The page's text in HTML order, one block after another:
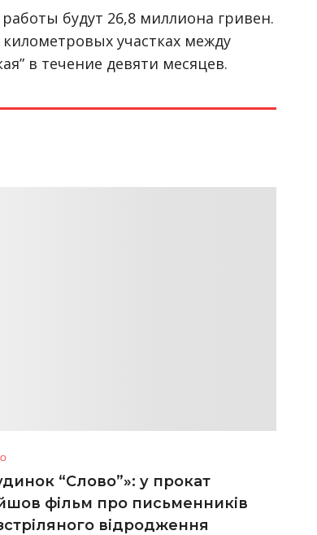
будут 26,8 миллиона гривен.
участках между
в течение девяти месяцев.
“Слово”»: у прокат
фільм про письменників
відродження